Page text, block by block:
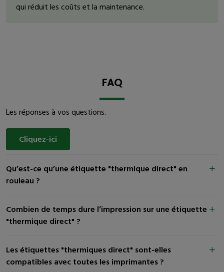
qui réduit les coûts et la maintenance.
FAQ
Les réponses à vos questions.
Cliquez-ici
Qu’est-ce qu’une étiquette "thermique direct" en
rouleau ?
Combien de temps dure l’impression sur une étiquette
"thermique direct" ?
Les étiquettes "thermiques direct" sont-elles
compatibles avec toutes les imprimantes ?